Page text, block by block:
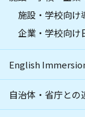
施設・学校向け
企業・学校向け
English
自治体・省庁との